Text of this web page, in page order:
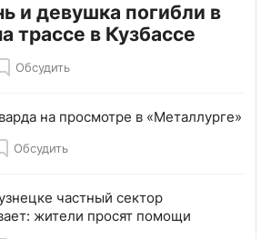
и девушка погибли в
трассе в Кузбассе
Обсудить
на просмотре в «Металлурге»
Обсудить
частный сектор
жители просят помощи